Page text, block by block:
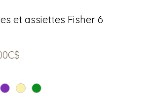
et assiettes Fisher 6